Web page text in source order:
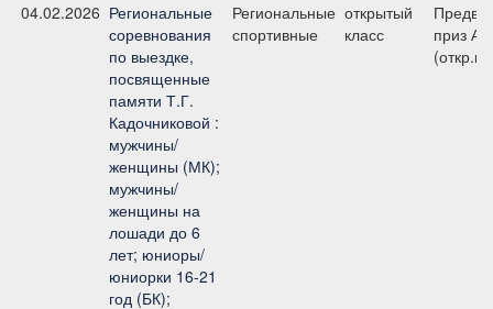
04.02.2026 Региональные
соревнования
по выездке,
посвященные
памяти Т.Г.
Кадочниковой :
мужчины/
женщины (МК);
мужчины/
женщины на
лошади до 6
лет; юниоры/
юниорки 16-21
год (БК);
Региональные
спортивные
открытый
класс
приз А